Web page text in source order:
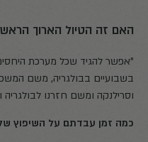
האם זה הטיול הארוך
"אפשר להגיד שכל מערכת
בשבועיים בבולגריה, משם
וסרילנקה ומשם חזרנו לבולגריה
כמה זמן עבדתם על השיפוץ